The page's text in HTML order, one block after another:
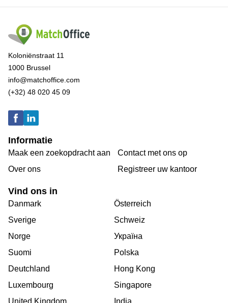
Koloniënstraat 11
1000 Brussel
info@matchoffice.com
(+32) 48 020 45 09
Informatie
Maak een zoekopdracht aan
Over ons
Contact met ons op
Registreer uw kantoor
Vind ons in
Danmark
Sverige
Norge
Suomi
Deutchland
Luxembourg
United Kingdom
Österreich
Schweiz
Україна
Polska
Hong Kong
Singapore
India